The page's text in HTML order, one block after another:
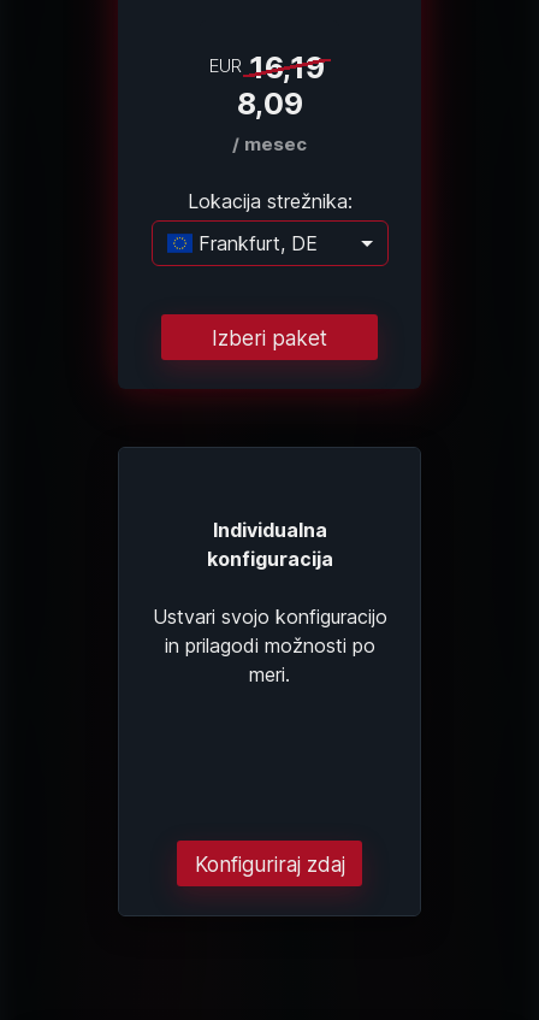
EUR 16,19
8,09
/ mesec
Lokacija strežnika:
Frankfurt, DE
Nalagam …
Izberi paket
Individualna
konfiguracija
Ustvari svojo konfiguracijo
in prilagodi možnosti po
meri.
Konfiguriraj zdaj